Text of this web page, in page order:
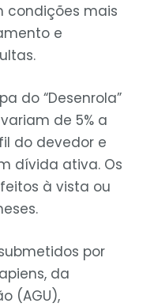
condições mais
e
do “Desenrola”
de 5% a
do devedor e
dívida ativa. Os
à vista ou
por
da
(AGU),